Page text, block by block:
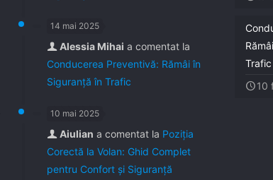
14 mai 2025
Alessia Mihai a comentat la
Conducerea Preventivă: Rămâi în
Siguranță în Trafic
10 mai 2025
Aiulian a comentat la Poziția
Corectă la Volan: Ghid Complet
pentru Confort și Siguranță
Trafic
10